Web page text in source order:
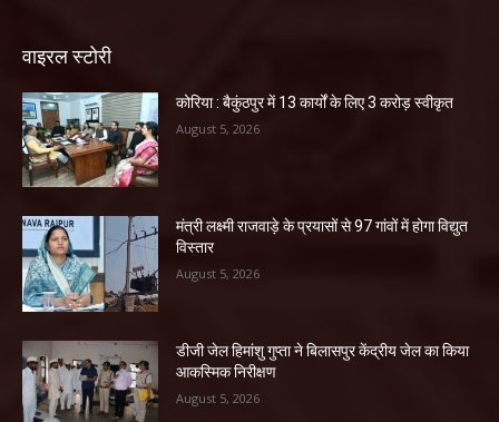
वाइरल स्टोरी
कोरिया : बैकुंठपुर में 13 कार्यों के लिए 3 करोड़ स्वीकृत
August 5, 2026
मंत्री लक्ष्मी राजवाड़े के प्रयासों से 97 गांवों में होगा विद्युत
विस्तार
August 5, 2026
डीजी जेल हिमांशु गुप्ता ने बिलासपुर केंद्रीय जेल का किया
आकस्मिक निरीक्षण
August 5, 2026